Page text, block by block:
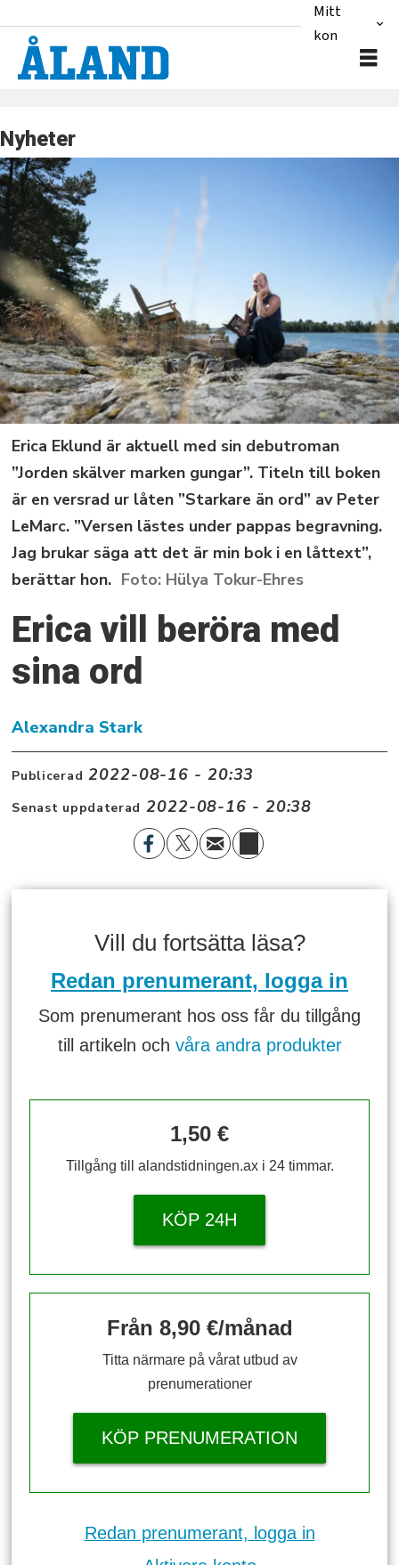
Mitt
konto
Nyheter
Erica Eklund är aktuell med sin debutroman
”Jorden skälver marken gungar”. Titeln till boken
är en versrad ur låten ”Starkare än ord” av Peter
LeMarc. ”Versen lästes under pappas begravning.
Jag brukar säga att det är min bok i en låttext”,
berättar hon.
Hülya Tokur-Ehres
Erica vill beröra med
sina ord
Alexandra Stark
Publicerad 2022-08-16 - 20:33
Senast uppdaterad 2022-08-16 - 20:38
Vill du fortsätta läsa?
Redan prenumerant, logga in
Som prenumerant hos oss får du tillgång
till artikeln och våra andra produkter
1,50 €
Tillgång till alandstidningen.ax i 24 timmar.
KÖP 24H
Från 8,90 €/månad
Titta närmare på vårat utbud av
prenumerationer
KÖP PRENUMERATION
Redan prenumerant, logga in